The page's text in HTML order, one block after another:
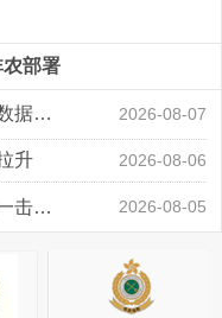
农部署
领峰金评：万事俱备 黄金只欠非农数据“东风” 2026-08-07
升 2026-08-06
领峰金评：静待小非农指引 黄金或一击破局 2026-08-05